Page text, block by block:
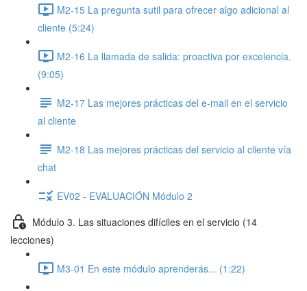
M2-15 La pregunta sutil para ofrecer algo adicional al
cliente (5:24)
M2-16 La llamada de salida: proactiva por excelencia.
(9:05)
M2-17 Las mejores prácticas del e-mail en el servicio
al cliente
M2-18 Las mejores prácticas del servicio al cliente vía
chat
EV02 - EVALUACIÓN Módulo 2
Módulo 3. Las situaciones difíciles en el servicio (14
lecciones)
M3-01 En este módulo aprenderás... (1:22)